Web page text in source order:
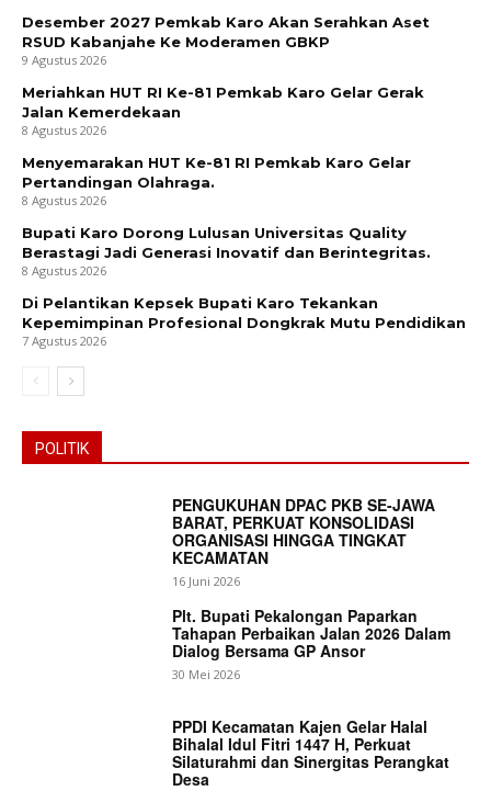
Desember 2027 Pemkab Karo Akan Serahkan Aset
RSUD Kabanjahe Ke Moderamen GBKP
9 Agustus 2026
Meriahkan HUT RI Ke-81 Pemkab Karo Gelar Gerak
Jalan Kemerdekaan
8 Agustus 2026
Menyemarakan HUT Ke-81 RI Pemkab Karo Gelar
Pertandingan Olahraga.
8 Agustus 2026
Bupati Karo Dorong Lulusan Universitas Quality
Berastagi Jadi Generasi Inovatif dan Berintegritas.
8 Agustus 2026
Di Pelantikan Kepsek Bupati Karo Tekankan
Kepemimpinan Profesional Dongkrak Mutu Pendidikan
7 Agustus 2026
POLITIK
PENGUKUHAN DPAC PKB SE-JAWA
BARAT, PERKUAT KONSOLIDASI
ORGANISASI HINGGA TINGKAT
KECAMATAN
16 Juni 2026
Plt. Bupati Pekalongan Paparkan
Tahapan Perbaikan Jalan 2026 Dalam
Dialog Bersama GP Ansor
30 Mei 2026
PPDI Kecamatan Kajen Gelar Halal
Bihalal Idul Fitri 1447 H, Perkuat
Silaturahmi dan Sinergitas Perangkat
Desa